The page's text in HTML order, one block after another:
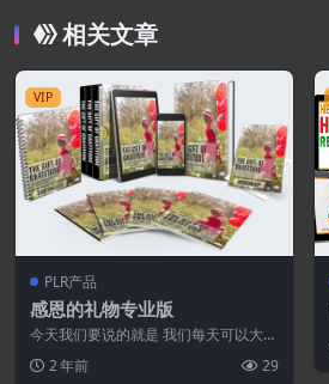
相关文章
VIP
PLR产品
感恩的礼物专业版
今天我们要说的就是 我们每天可以大声
那就是…...
2 年前 29